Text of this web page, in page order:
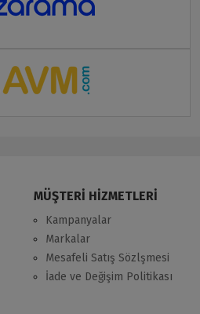
MÜŞTERİ HİZMETLERİ
Kampanyalar
Markalar
Mesafeli Satış Sözlşmesi
İade ve Değişim Politikası